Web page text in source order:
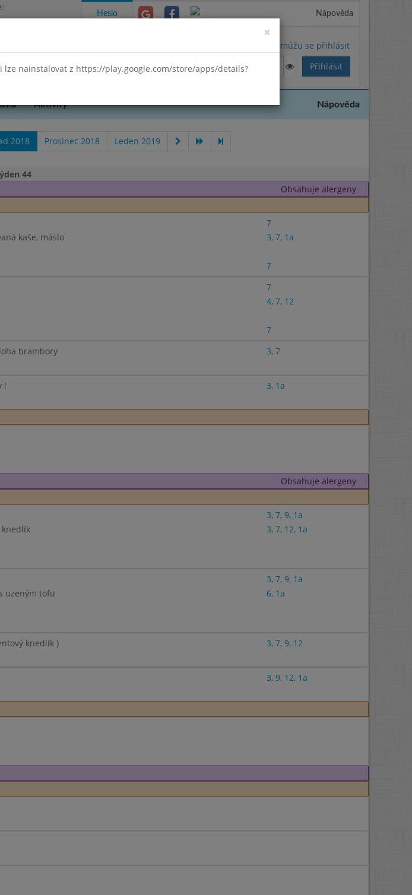
Heslo Nápověda
Nemůžu se přihlásit
Aktivity Nápověda
2018 Prosinec 2018 Leden 2019
44
Obsahuje alergeny
7
kaše, máslo 3, 7, 1a
7
7
4, 7, 12
7
brambory 3, 7
! 3, 1a
Obsahuje alergeny
3, 7, 9, 1a
knedlík 3, 7, 12, 1a
3, 7, 9, 1a
uzeným tofu 6, 1a
knedlík ) 3, 7, 9, 12
3, 9, 12, 1a
×
nainstalovat z https://play.google.com/store/apps/details?